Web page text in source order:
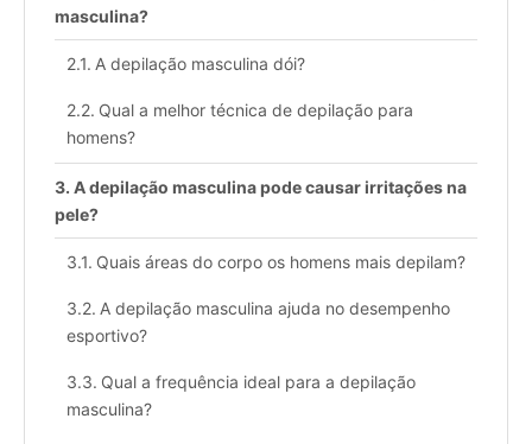
masculina?
A depilação masculina dói?
Qual a melhor técnica de depilação para
homens?
A depilação masculina pode causar irritações na
pele?
Quais áreas do corpo os homens mais depilam?
A depilação masculina ajuda no desempenho
esportivo?
Qual a frequência ideal para a depilação
masculina?